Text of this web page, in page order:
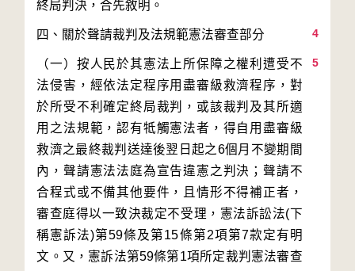
4
5
（一）按人民於其憲法上所保障之權利遭受不
法侵害，經依法定程序用盡審級救濟程序，對
於所受不利確定終局裁判，或該裁判及其所適
用之法規範，認有牴觸憲法者，得自用盡審級
救濟之最終裁判送達後翌日起之6個月不變期間
內，聲請憲法法庭為宣告違憲之判決；聲請不
合程式或不備其他要件，且情形不得補正者，
審查庭得以一致決裁定不受理，憲法訴訟法(下
稱憲訴法)第59條及第15條第2項第7款定有明
文。又，憲訴法第59條第1項所定裁判憲法審查